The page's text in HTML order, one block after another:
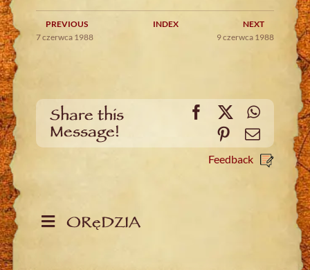
PREVIOUS INDEX
NEXT
7 czerwca 1988
9 czerwca 1988
Share this
Message!
Facebook
X
PinterestEmail
Feedback
ORęDZIA